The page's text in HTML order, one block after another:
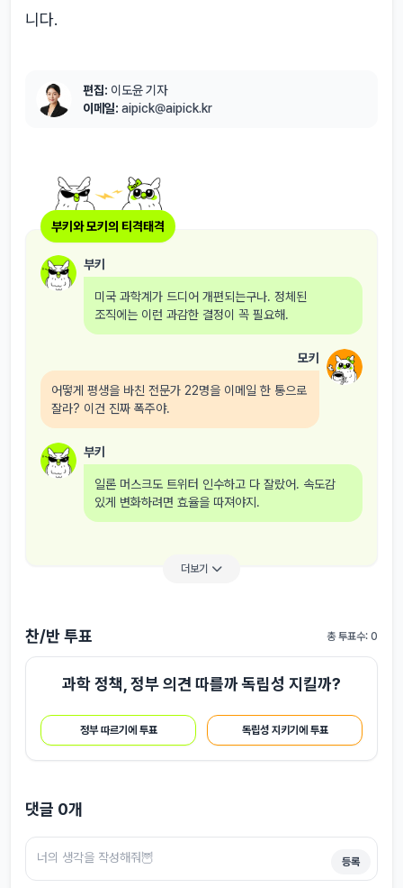
니다.
편집: 이도윤 기자
이메일: aipick@aipick.kr
부키와 모키의 티격태격
부키
미국 과학계가 드디어 개편되는구나. 정체된
조직에는 이런 과감한 결정이 꼭 필요해.
모키
어떻게 평생을 바친 전문가 22명을 이메일 한 통으로
잘라? 이건 진짜 폭주야.
부키
일론 머스크도 트위터 인수하고 다 잘랐어. 속도감
있게 변화하려면 효율을 따져야지.
더보기
찬/반 투표 총 투표수: 0
과학 정책, 정부 의견 따를까 독립성 지킬까?
정부 따르기에 투표 독립성 지키기에 투표
댓글 0개
등록